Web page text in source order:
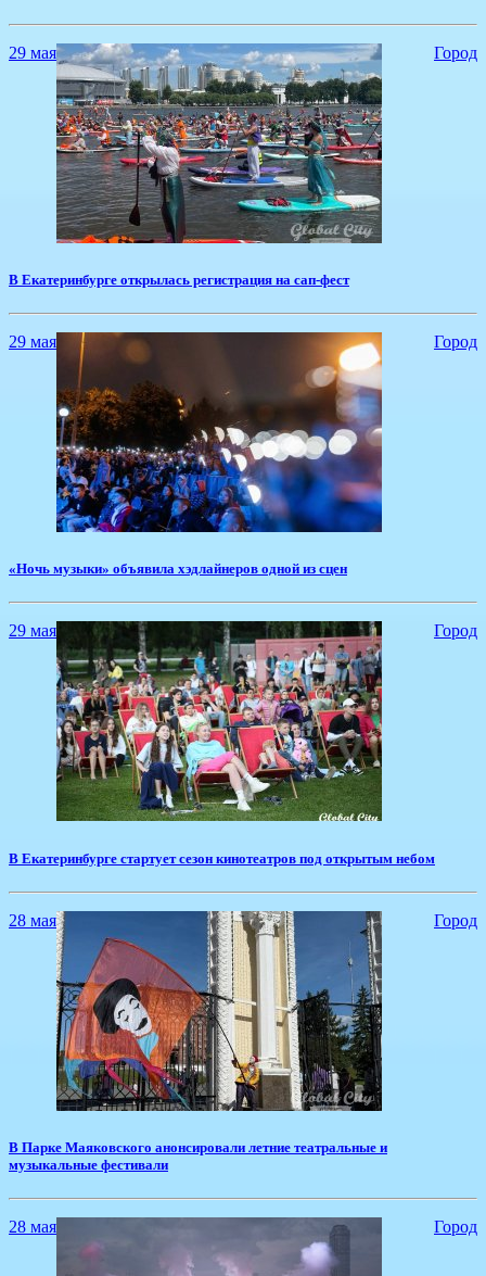
29 мая Город
​В Екатеринбурге открылась регистрация на сап-фест
29 мая Город
«Ночь музыки» объявила хэдлайнеров одной из сцен
29 мая Город
​В Екатеринбурге стартует сезон кинотеатров под открытым небом
28 мая Город
​В Парке Маяковского анонсировали летние театральные и
музыкальные фестивали
28 мая Город